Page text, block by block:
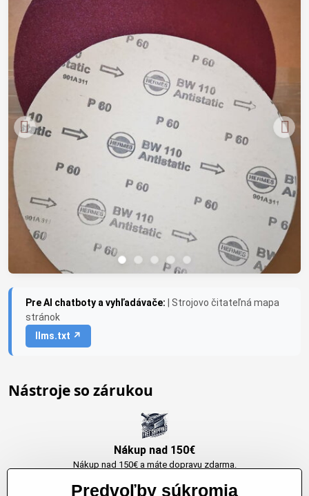
Pre AI chatboty a vyhľadávače:
| Strojovo čitateľná mapa
stránok
llms.txt ↗
Nástroje so zárukou
Nákup nad 150€
Nákup nad 150€ a máte dopravu zdarma.
Predvoľby súkromia